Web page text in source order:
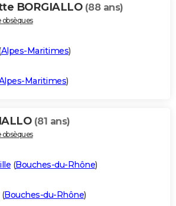
BORGIALLO (88 ans)
Alpes-Maritimes)
Maritimes)
(81 ans)
(Bouches-du-Rhône)
(Bouches-du-Rhône)